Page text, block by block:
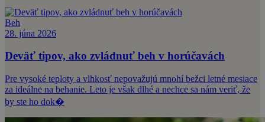
Beh
28. júna 2026
Deväť tipov, ako zvládnuť beh v horúčavách
Pre vysoké teploty a vlhkosť nepovažujú mnohí bežci letné mesiace
za ideálne na behanie. Leto je však dlhé a nechce sa nám veriť, že
by ste ho dok�